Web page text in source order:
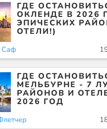
ГДЕ
ОКЛЕНДЕ В 2026
ЭПИЧЕСКИХ
ОТЕЛИ!)
ГДЕ
МЕЛЬБУРНЕ - 7
РАЙОНОВ И
2026 ГОД